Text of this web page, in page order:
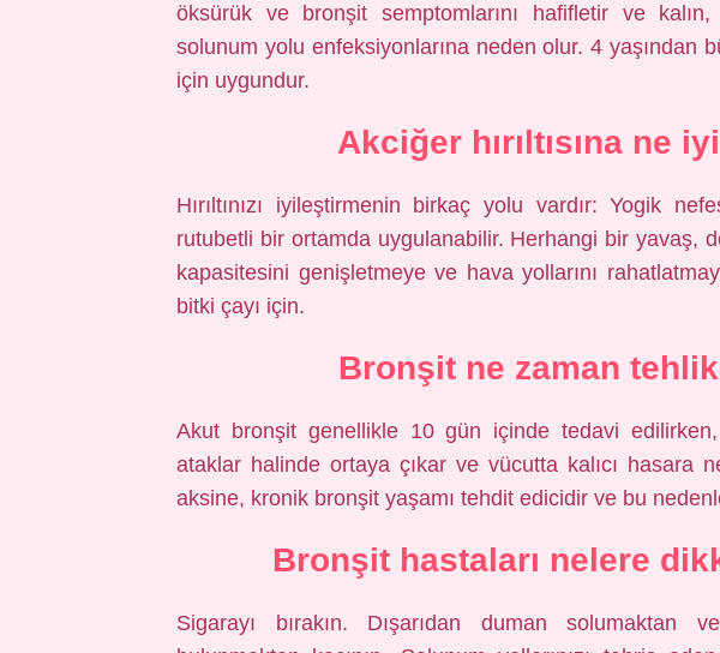
öksürük ve bronşit semptomlarını hafifletir ve
solunum yolu enfeksiyonlarına neden olur. 4 yaşından
için uygundur.
Akciğer hırıltısına ne
Hırıltınızı iyileştirmenin birkaç yolu vardır: Yogik
rutubetli bir ortamda uygulanabilir. Herhangi bir yavaş,
kapasitesini genişletmeye ve hava yollarını
bitki çayı için.
Bronşit ne zaman
Akut bronşit genellikle 10 gün içinde tedavi
ataklar halinde ortaya çıkar ve vücutta kalıcı hasara
aksine, kronik bronşit yaşamı tehdit edicidir ve bu
Bronşit hastaları nelere
Sigarayı bırakın. Dışarıdan duman solumaktan